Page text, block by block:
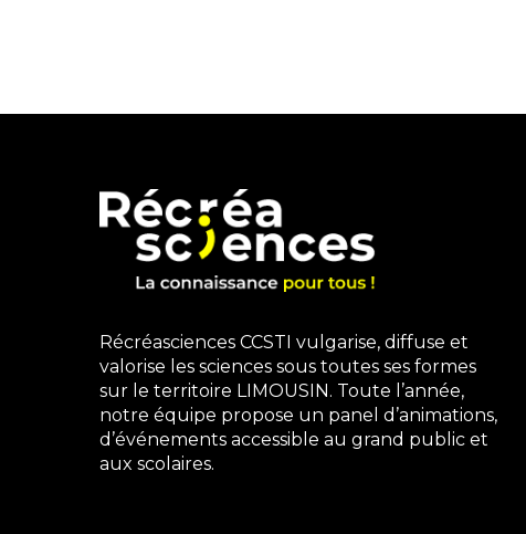
Récréasciences CCSTI vulgarise, diffuse et
valorise les sciences sous toutes ses formes
sur le territoire LIMOUSIN. Toute l’année,
notre équipe propose un panel d’animations,
d’événements accessible au grand public et
aux scolaires.